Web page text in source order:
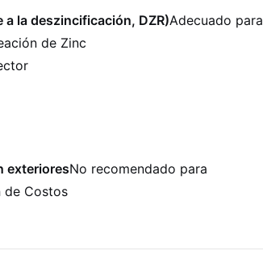
la deszincificación, DZR)Adecuado para
de Zinc
exterioresNo recomendado para
de Costos